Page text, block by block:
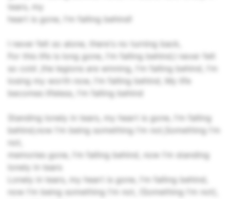
tears, my
heart is gone, I'm falling behind!
I never felt so alone, there's no turning back,
For this life is long gone, I'm falling behind,I never felt
so cold ,the legions are winning, I'm falling behind, I'm
losing my worth now, I'm falling behind, My life
becomes lifeless, I'm falling behind
Standing lonely in tears, my heart is gone, I'm falling
behind,now I'm being something I'm not,Something I'm
not,
memories gone, I'm falling behind, now I'm standing
lonely in tears
Lonely in tears, my heart is gone, I'm falling behind,
now I'm being something I'm not, (Something I'm not),